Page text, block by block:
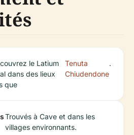
le Latium
dans des lieux
que
Tenuta
Chiudendone
.
Trouvés à Cave et dans les
villages environnants.